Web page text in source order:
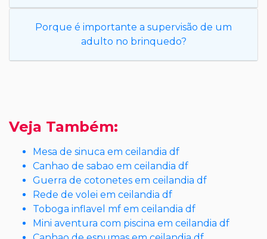
Porque é importante a supervisão de um
adulto no brinquedo?
Veja Também:
Mesa de sinuca em ceilandia df
Canhao de sabao em ceilandia df
Guerra de cotonetes em ceilandia df
Rede de volei em ceilandia df
Toboga inflavel mf em ceilandia df
Mini aventura com piscina em ceilandia df